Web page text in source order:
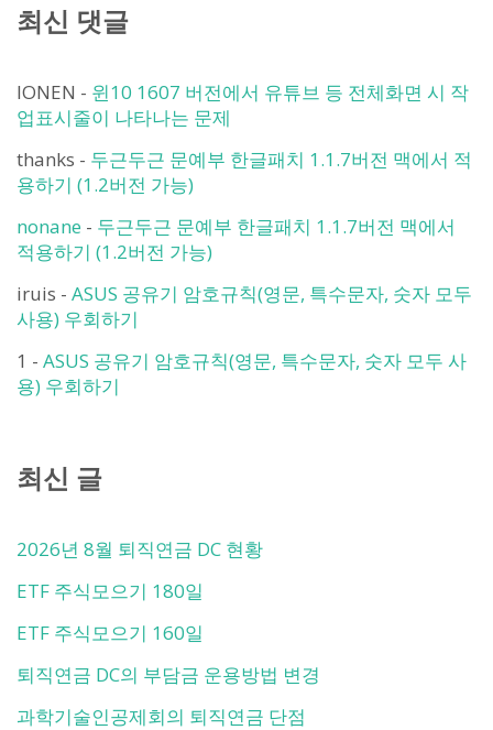
최신 댓글
IONEN - 윈10 1607 버전에서 유튜브 등 전체화면 시 작
업표시줄이 나타나는 문제
thanks - 두근두근 문예부 한글패치 1.1.7버전 맥에서 적
용하기 (1.2버전 가능)
nonane - 두근두근 문예부 한글패치 1.1.7버전 맥에서
적용하기 (1.2버전 가능)
iruis - ASUS 공유기 암호규칙(영문, 특수문자, 숫자 모두
사용) 우회하기
1 - ASUS 공유기 암호규칙(영문, 특수문자, 숫자 모두 사
용) 우회하기
최신 글
2026년 8월 퇴직연금 DC 현황
ETF 주식모으기 180일
ETF 주식모으기 160일
퇴직연금 DC의 부담금 운용방법 변경
과학기술인공제회의 퇴직연금 단점